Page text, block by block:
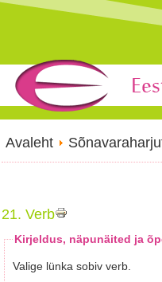
Avaleht
21. Verb
Kirjeldus, näpunäited ja
Valige lünka sobiv verb.